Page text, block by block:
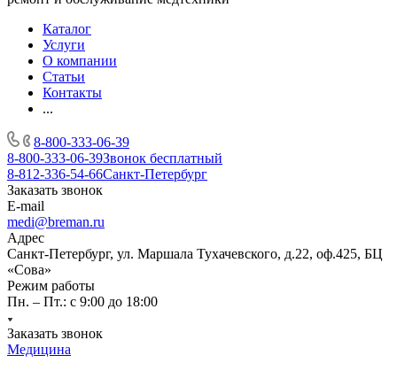
Каталог
Услуги
О компании
Статьи
Контакты
...
8-800-333-06-39
8-800-333-06-39Звонок бесплатный
8-812-336-54-66Санкт-Петербург
Заказать звонок
E-mail
medi@breman.ru
Адрес
Санкт-Петербург, ул. Маршала Тухачевского, д.22, оф.425, БЦ
«Сова»
Режим работы
Пн. – Пт.: с 9:00 до 18:00
Заказать звонок
Медицина